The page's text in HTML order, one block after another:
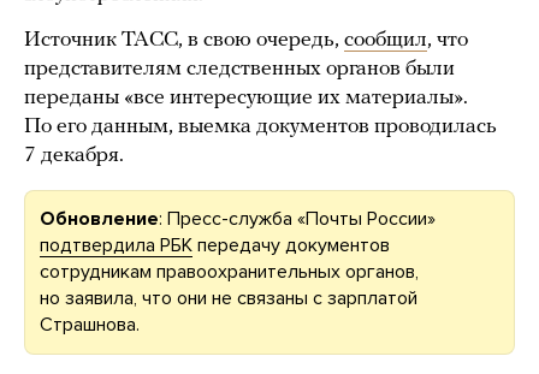
Источник ТАСС, в свою очередь, сообщил, что
представителям следственных органов были
переданы «все интересующие их материалы».
По его данным, выемка документов проводилась
7 декабря.
Обновление: Пресс-служба «Почты России»
подтвердила РБК передачу документов
сотрудникам правоохранительных органов,
но заявила, что они не связаны с зарплатой
Страшнова.